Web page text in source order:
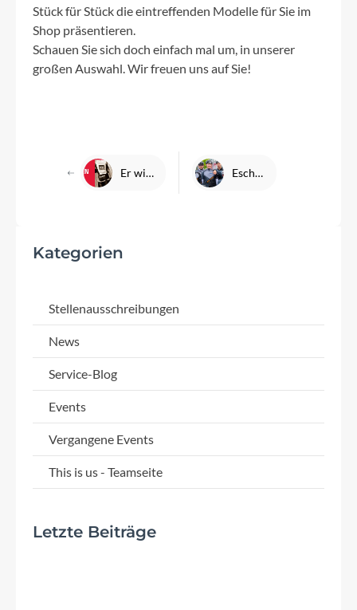
Stück für Stück die eintreffenden Modelle für Sie im
Shop präsentieren.
Schauen Sie sich doch einfach mal um, in unserer
großen Auswahl. Wir freuen uns auf Sie!
Er will es nochmal wissen - Tobi unser Ironman Eschborn-Frankfurt Review 1. Mai 2022 - Justus und das DENFELD Team
Kategorien
Stellenausschreibungen
News
Service-Blog
Events
Vergangene Events
This is us - Teamseite
Letzte Beiträge